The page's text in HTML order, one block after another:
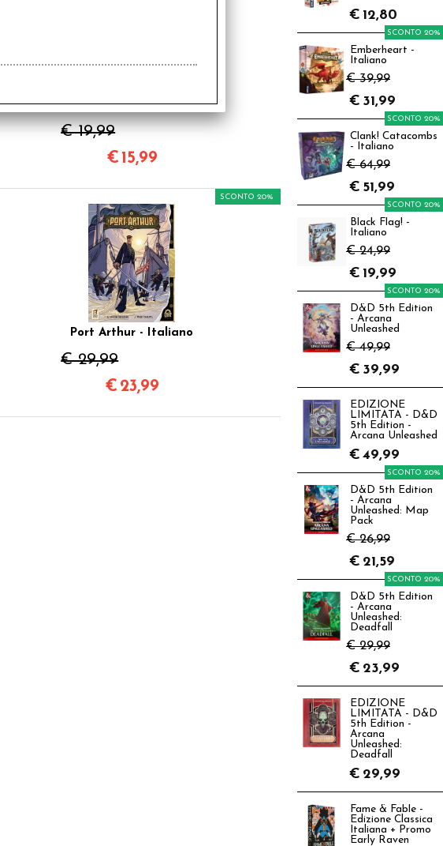
Imperii - Italiano
€ 19,99
€ 15,99
Port Arthur - Italiano
€ 29,99
SCONTO 20%
€ 23,99
€ 12,80
Emberheart -
Italiano
€ 39,99
SCONTO 20%
€ 31,99
Clank! Catacombs
- Italiano
€ 64,99
SCONTO 20%
€ 51,99
Black Flag! -
Italiano
€ 24,99
SCONTO 20%
€ 19,99
D&D 5th Edition
- Arcana
Unleashed
€ 49,99
SCONTO 20%
€ 39,99
EDIZIONE
LIMITATA - D&D
5th Edition -
Arcana Unleashed
€ 49,99
D&D 5th Edition
- Arcana
Unleashed: Map
Pack
€ 26,99
SCONTO 20%
€ 21,59
D&D 5th Edition
- Arcana
Unleashed:
Deadfall
€ 29,99
SCONTO 20%
€ 23,99
EDIZIONE
LIMITATA - D&D
5th Edition -
Arcana
Unleashed:
Deadfall
€ 29,99
Fame & Fable -
Edizione Classica
Italiana + Promo
Early Raven